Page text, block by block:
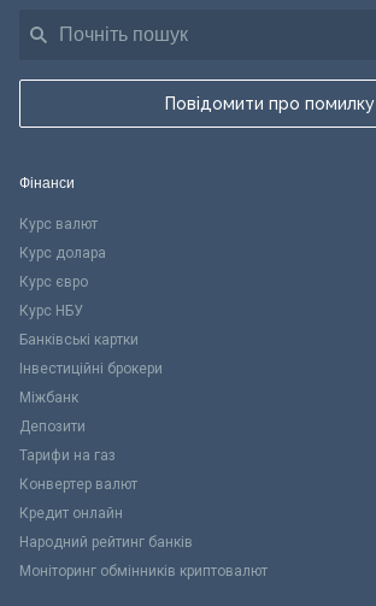
Повідомити про помилку
Фінанси
Курс валют
Курс долара
Курс євро
Курс НБУ
Банківські картки
Інвестиційні брокери
Міжбанк
Депозити
Тарифи на газ
Конвертер валют
Кредит онлайн
Народний рейтинг банків
Моніторинг обмінників криптовалют